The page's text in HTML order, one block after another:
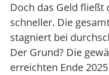
Doch das Geld fließt
schneller. Die
stagniert bei
Der Grund? Die
erreichten Ende